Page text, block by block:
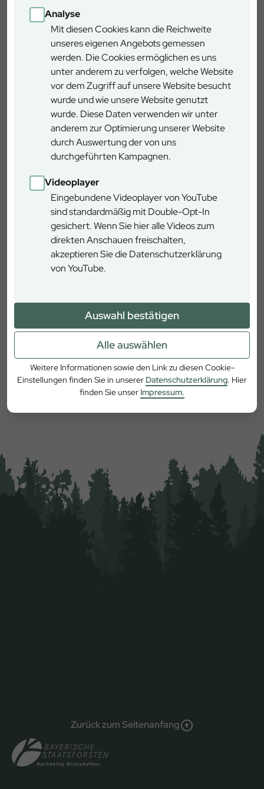
Analyse
Mit diesen Cookies kann die Reichweite
unseres eigenen Angebots gemessen
werden. Die Cookies ermöglichen es uns
unter anderem zu verfolgen, welche Website
vor dem Zugriff auf unsere Website besucht
wurde und wie unsere Website genutzt
wurde. Diese Daten verwenden wir unter
anderem zur Optimierung unserer Website
durch Auswertung der von uns
durchgeführten Kampagnen.
Videoplayer
Eingebundene Videoplayer von YouTube
sind standardmäßig mit Double-Opt-In
gesichert. Wenn Sie hier alle Videos zum
direkten Anschauen freischalten,
akzeptieren Sie die Datenschutzerklärung
von YouTube.
Auswahl bestätigen
Alle auswählen
Weitere Informationen sowie den Link zu diesen Cookie-
Einstellungen finden Sie in unserer Datenschutzerklärung. Hier
finden Sie unser Impressum.
Der winterliche Pflegeeinsatz leistet damit einen wichtigen
Beitrag zum Erhalt der biologischen Vielfalt im
Charlottenhofer Weihergebiet – und gibt seltenen
Vogelarten neue Chancen auf erfolgreiche Bruten.
Teameinsatz für den Naturschutz: Auszubildende, Forstwirte
und Partner nach dem winterlichen Pflegeeinsatz im
Charlottenhofer Weihergebiet.
Burglengenfeld
Kallmünzer Straße 1, 93133 Burglengenfeld
Mehr erfahren
Zurück zum Seitenanfang